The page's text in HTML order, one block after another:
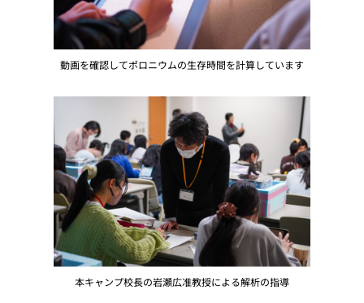
動画を確認してポロニウムの生存時間を計算しています
本キャンプ校長の岩瀬広准教授による解析の指導